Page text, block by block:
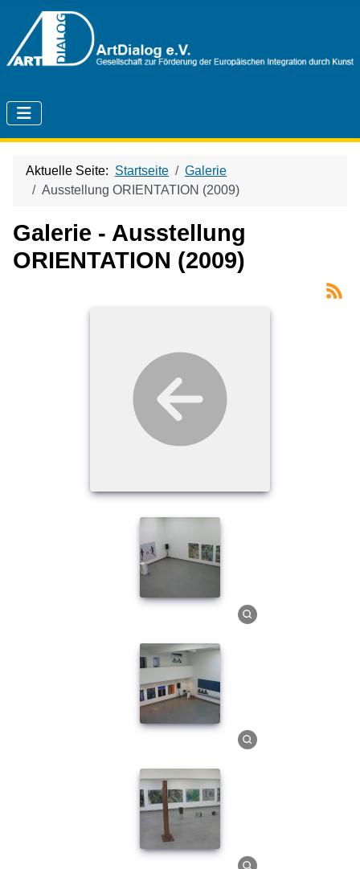
Aktuelle Seite: Startseite
Galerie
Ausstellung ORIENTATION (2009)
Galerie - Ausstellung
ORIENTATION (2009)